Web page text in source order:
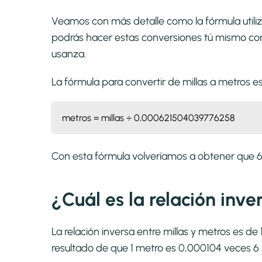
Veamos con más detalle como la fórmula
podrás hacer estas conversiones tú mismo
usanza.
La fórmula para convertir de millas a metros
metros = millas ÷ 0,000621504039776258
Con esta fórmula volveríamos a obtener que
¿Cuál es la relación
La relación inversa entre millas y metros es
resultado de que 1 metro es 0,000104 veces 6